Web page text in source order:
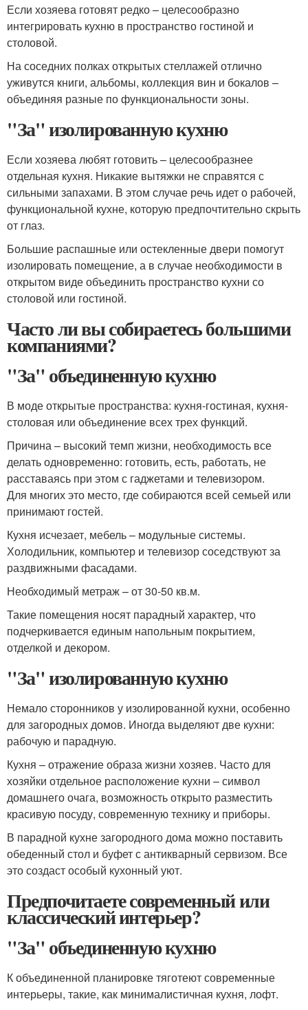
Если хозяева готовят редко – целесообразно
интегрировать кухню в пространство гостиной и
столовой.
На соседних полках открытых стеллажей отлично
уживутся книги, альбомы, коллекция вин и бокалов –
объединяя разные по функциональности зоны.
"За" изолированную кухню
Если хозяева любят готовить – целесообразнее
отдельная кухня. Никакие вытяжки не справятся с
сильными запахами. В этом случае речь идет о рабочей,
функциональной кухне, которую предпочтительно скрыть
от глаз.
Большие распашные или остекленные двери помогут
изолировать помещение, а в случае необходимости в
открытом виде объединить пространство кухни со
столовой или гостиной.
Часто ли вы собираетесь большими
компаниями?
"За" объединенную кухню
В моде открытые пространства: кухня-гостиная, кухня-
столовая или объединение всех трех функций.
Причина – высокий темп жизни, необходимость все
делать одновременно: готовить, есть, работать, не
расставаясь при этом с гаджетами и телевизором.
Для многих это место, где собираются всей семьей или
принимают гостей.
Кухня исчезает, мебель – модульные системы.
Холодильник, компьютер и телевизор соседствуют за
раздвижными фасадами.
Необходимый метраж – от 30-50 кв.м.
Такие помещения носят парадный характер, что
подчеркивается единым напольным покрытием,
отделкой и декором.
"За" изолированную кухню
Немало сторонников у изолированной кухни, особенно
для загородных домов. Иногда выделяют две кухни:
рабочую и парадную.
Кухня – отражение образа жизни хозяев. Часто для
хозяйки отдельное расположение кухни – символ
домашнего очага, возможность открыто разместить
красивую посуду, современную технику и приборы.
В парадной кухне загородного дома можно поставить
обеденный стол и буфет с антикварный сервизом. Все
это создаст особый кухонный уют.
Предпочитаете современный или
классический интерьер?
"За" объединенную кухню
К объединенной планировке тяготеют современные
интерьеры, такие, как минималистичная кухня, лофт.